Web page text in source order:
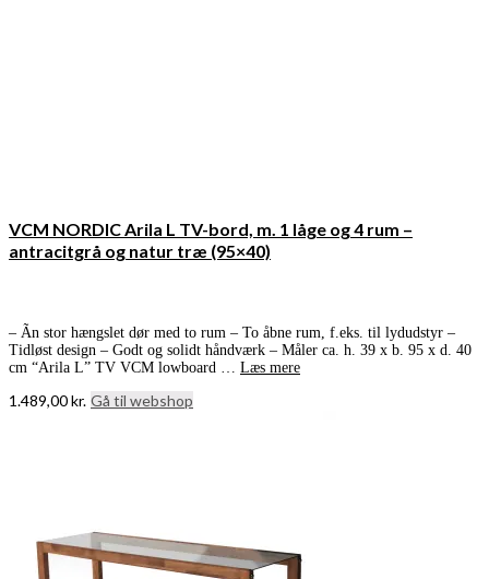
VCM NORDIC Arila L TV-bord, m. 1 låge og 4 rum –
antracitgrå og natur træ (95×40)
– Ãn stor hængslet dør med to rum – To åbne rum, f.eks. til lydudstyr –
Tidløst design – Godt og solidt håndværk – Måler ca. h. 39 x b. 95 x d. 40
cm “Arila L” TV VCM lowboard … Læs mere
1.489,00kr. Gå til webshop